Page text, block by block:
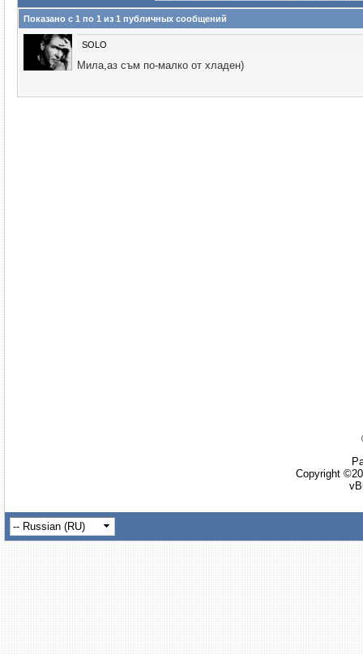
Показано с 1 по 1 из 1 публичных сообщений
SOLO
Мила,аз съм по-малко от хладен)
Copyright